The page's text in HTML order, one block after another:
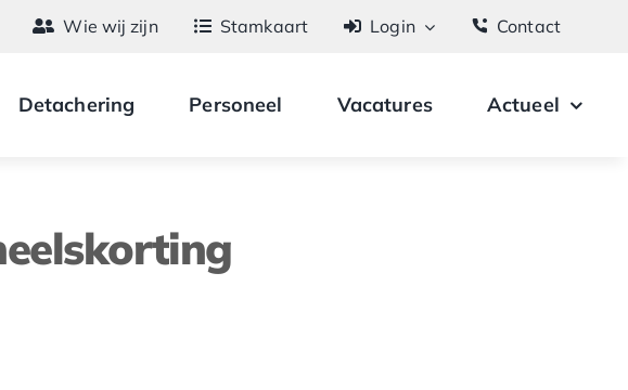
Wie wij zijn Stamkaart Login Contact
Detachering Personeel Vacatures Actueel